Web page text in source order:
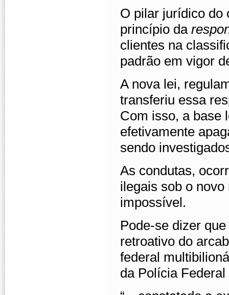
O pilar jurídico do
princípio da
clientes na
padrão em vigor
A nova lei,
transferiu essa
Com isso, a base
efetivamente
sendo
As condutas,
ilegais sob o
impossível.
Pode-se dizer
retroativo do
federal
da Polícia